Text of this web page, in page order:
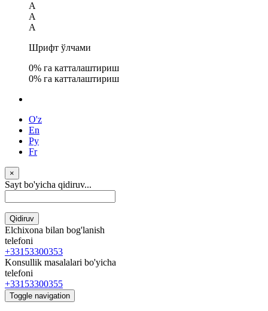
A
A
A
Шрифт ўлчами
0% га катталаштириш
0% га катталаштириш
O'z
En
Ру
Fr
×
Sayt bo'yicha qidiruv...
Qidiruv
Elchixona bilan bog'lanish
telefoni
+33153300353
Konsullik masalalari bo'yicha
telefoni
+33153300355
Toggle navigation